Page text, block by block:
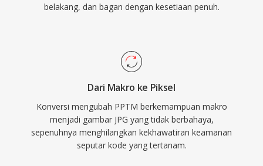
belakang, dan bagan dengan kesetiaan penuh.
Dari Makro ke Piksel
Konversi mengubah PPTM berkemampuan makro
menjadi gambar JPG yang tidak berbahaya,
sepenuhnya menghilangkan kekhawatiran keamanan
seputar kode yang tertanam.